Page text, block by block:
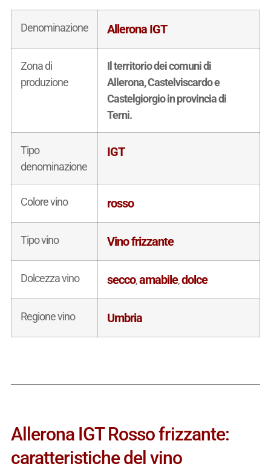
Denominazione Allerona IGT
Zona di
produzione
Il territorio dei comuni di
Allerona, Castelviscardo e
Castelgiorgio in provincia di
Terni.
Tipo
denominazione
IGT
Colore vino rosso
Tipo vino Vino frizzante
Dolcezza vino secco,amabile,dolce
Regione vino Umbria
Allerona IGT Rosso frizzante:
caratteristiche del vino